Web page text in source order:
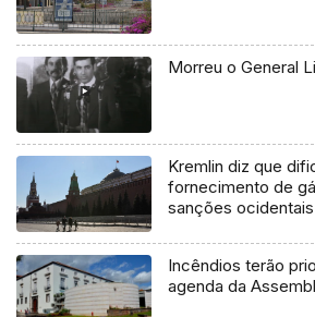
Morreu o General
Kremlin diz que
fornecimento de
sanções ocidentais
Incêndios terão
agenda da